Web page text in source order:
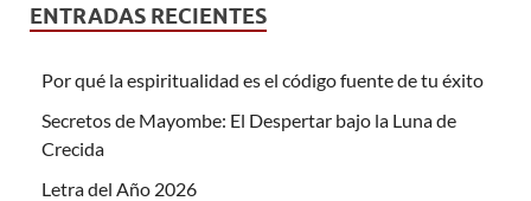
ENTRADAS RECIENTES
Por qué la espiritualidad es el código fuente de tu éxito
Secretos de Mayombe: El Despertar bajo la Luna de
Crecida
Letra del Año 2026